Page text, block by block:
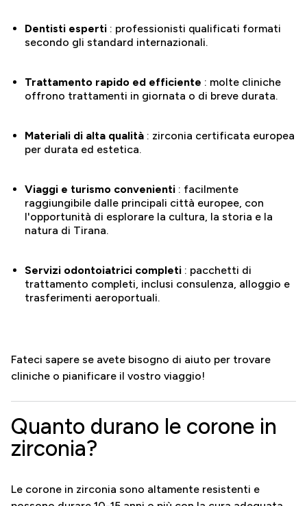
Dentisti esperti : professionisti qualificati formati
secondo gli standard internazionali.
Trattamento rapido ed efficiente : molte cliniche
offrono trattamenti in giornata o di breve durata.
Materiali di alta qualità : zirconia certificata europea
per durata ed estetica.
Viaggi e turismo convenienti : facilmente
raggiungibile dalle principali città europee, con
l'opportunità di esplorare la cultura, la storia e la
natura di Tirana.
Servizi odontoiatrici completi : pacchetti di
trattamento completi, inclusi consulenza, alloggio e
trasferimenti aeroportuali.
Fateci sapere se avete bisogno di aiuto per trovare
cliniche o pianificare il vostro viaggio!
Quanto durano le corone in
zirconia?
Le corone in zirconia sono altamente resistenti e